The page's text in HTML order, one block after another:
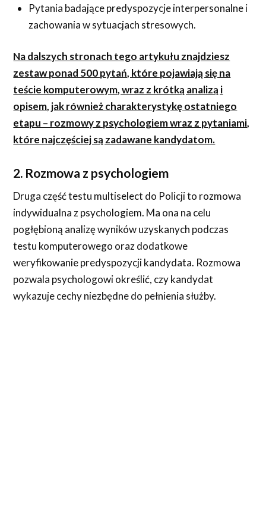
Pytania badające predyspozycje interpersonalne i
zachowania w sytuacjach stresowych.
Na dalszych stronach tego artykułu znajdziesz
zestaw ponad 500 pytań, które pojawiają się na
teście komputerowym, wraz z krótką analizą i
opisem, jak również charakterystykę ostatniego
etapu – rozmowy z psychologiem wraz z pytaniami,
które najczęściej są zadawane kandydatom.
2. Rozmowa z psychologiem
Druga część testu multiselect do Policji to rozmowa
indywidualna z psychologiem. Ma ona na celu
pogłębioną analizę wyników uzyskanych podczas
testu komputerowego oraz dodatkowe
weryfikowanie predyspozycji kandydata. Rozmowa
pozwala psychologowi określić, czy kandydat
wykazuje cechy niezbędne do pełnienia służby.